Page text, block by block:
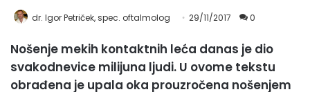
dr. Igor Petriček, spec. oftalmolog 29/11/2017 0
Nošenje mekih kontaktnih leća danas je dio
svakodnevice milijuna ljudi. U ovome tekstu
obrađena je upala oka prouzročena nošenjem